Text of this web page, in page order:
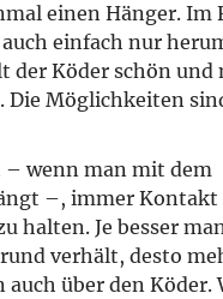
einen Hänger. Im
einfach nur
der Köder schön und
Die Möglichkeiten
– wenn man mit dem
–, immer Kontakt
halten. Je besser
verhält, desto
über den Köder.